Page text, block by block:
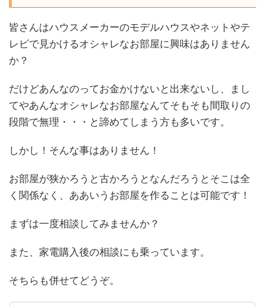
皆さんはハウスメーカーのモデルハウスやネットやテ
レビで見かけるオシャレなお部屋に興味はありません
か？
だけどあんなのってお金かけないと出来ないし、まし
てやあんなオシャレなお部屋なんてそもそも間取りの
段階で無理・・・と諦めてしまう方も多いです。
しかし！そんな事はありません！
お部屋が狭かろうと古かろうとなんだろうとそこは全
く関係なく、ああいうお部屋を作ることは可能です！
まずは一度相談してみませんか？
また、家電購入後の相談にも乗っています。
そちらも併せてどうぞ。